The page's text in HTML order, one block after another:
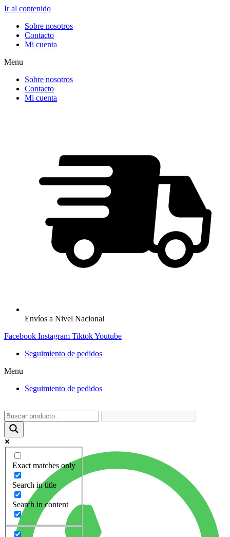
Ir al contenido
Sobre nosotros
Contacto
Mi cuenta
Menu
Sobre nosotros
Contacto
Mi cuenta
Envíos a Nivel Nacional
Facebook Instagram TiktokYoutube
Seguimiento de pedidos
Menu
Seguimiento de pedidos
Exact matches only
Search in title
Search in content